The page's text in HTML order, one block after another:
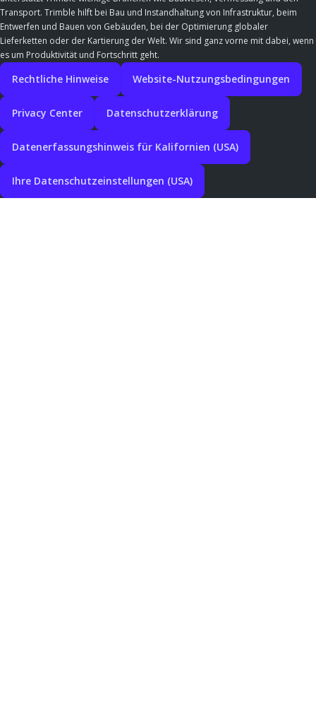
Transport. Trimble hilft bei Bau und Instandhaltung von Infrastruktur, beim
Entwerfen und Bauen von Gebäuden, bei der Optimierung globaler
Lieferketten oder der Kartierung der Welt. Wir sind ganz vorne mit dabei, wenn
es um Produktivität und Fortschritt geht.
Rechtliche Hinweise Website-Nutzungsbedingungen
Privacy Center Datenschutzerklärung
Datenerfassungshinweis für Kalifornien (USA)
Ihre Datenschutzeinstellungen (USA)